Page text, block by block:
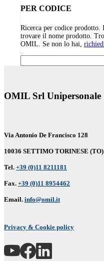
PER CODICE
Ricerca per codice
trovare il nome prodotto.
OMIL. Se non lo hai,
OMIL Srl Unipersonale
Via Antonio De Francisco 128
10036 SETTIMO TORINESE (TO)
Tel. +39 (0)11 8211181
Fax. +39 (0)11 8954462
Email. info@omil.it
Privacy & Cookie policy